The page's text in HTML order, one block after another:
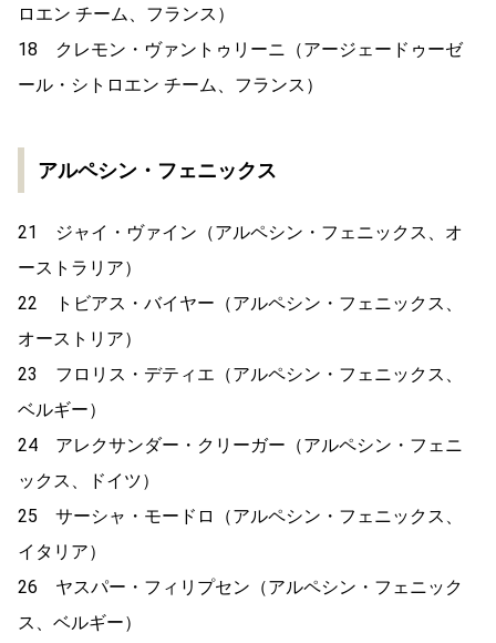
ロエン チーム、フランス）
18 クレモン・ヴァントゥリーニ（アージェードゥーゼ
ール・シトロエン チーム、フランス）
アルペシン・フェニックス
21 ジャイ・ヴァイン（アルペシン・フェニックス、オ
ーストラリア）
22 トビアス・バイヤー（アルペシン・フェニックス、
オーストリア）
23 フロリス・デティエ（アルペシン・フェニックス、
ベルギー）
24 アレクサンダー・クリーガー（アルペシン・フェニ
ックス、ドイツ）
25 サーシャ・モードロ（アルペシン・フェニックス、
イタリア）
26 ヤスパー・フィリプセン（アルペシン・フェニック
ス、ベルギー）